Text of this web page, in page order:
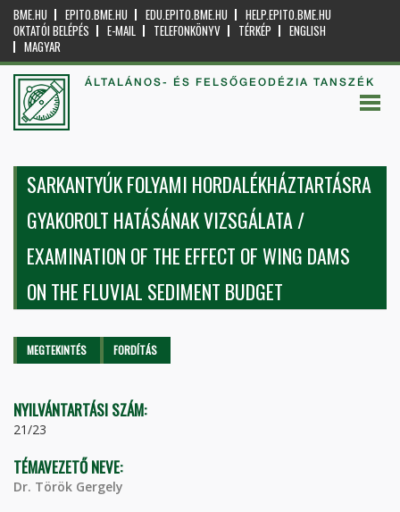
BME.HU EPITO.BME.HU EDU.EPITO.BME.HU
HELP.EPITO.BME.HU
OKTATÓI BELÉPÉS
E-MAIL TELEFONKÖNYV TÉRKÉP
ENGLISH
MAGYAR
ÁLTALÁNOS- ÉS FELSŐGEODÉZIA TANSZÉK
SARKANTYÚK FOLYAMI HORDALÉKHÁZTARTÁSRA
GYAKOROLT HATÁSÁNAK VIZSGÁLATA /
EXAMINATION OF THE EFFECT OF WING DAMS
ON THE FLUVIAL SEDIMENT BUDGET
Elsődleges fülek
MEGTEKINTÉS (AKTÍVFORDÍTÁS
NYILVÁNTARTÁSI SZÁM:
21/23
TÉMAVEZETŐ NEVE:
Dr. Török Gergely